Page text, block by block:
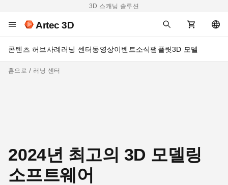
3D 스캐닝 솔루션
Artec 3D
콘텐츠 허브사례러닝 센터동영상이벤트소식팸플릿3D 모델
홈으로 러닝 센터
2024년 최고의 3D 모델링
소프트웨어